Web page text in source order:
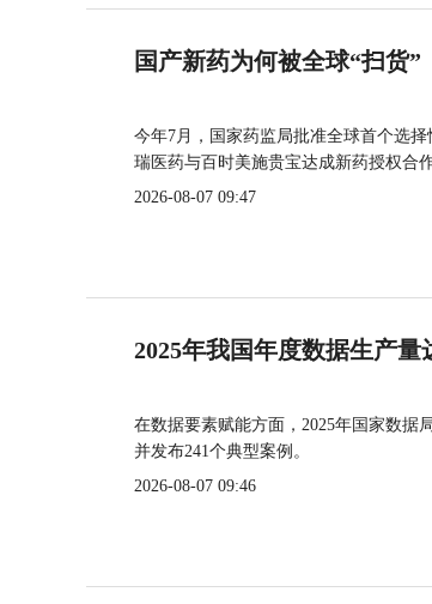
国产新药为何被全球“扫货”
今年7月，国家药监局批准全球首个选
瑞医药与百时美施贵宝达成新药授权合
2026-08-07 09:47
2025年我国年度数据生产量
在数据要素赋能方面，2025年国家数据
并发布241个典型案例。
2026-08-07 09:46